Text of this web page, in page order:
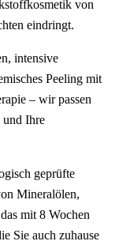
von
eindringt.
intensive
Peeling mit
– wir passen
Ihre
geprüfte
Mineralölen,
mit 8 Wochen
Sie auch zuhause